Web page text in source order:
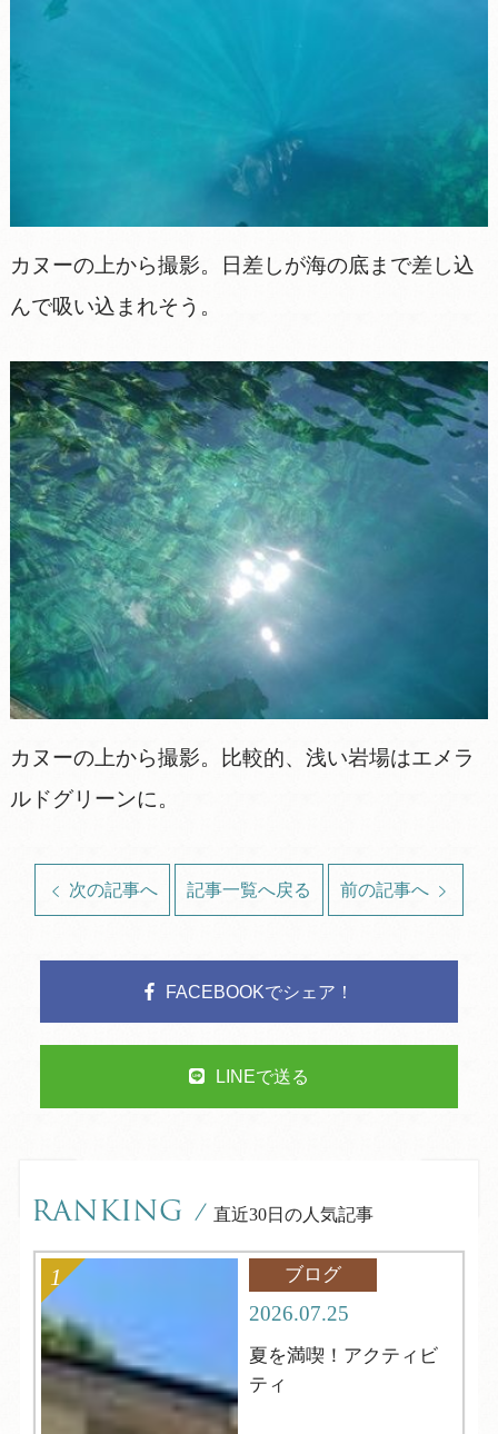
カヌーの上から撮影。日差しが海の底まで差し込
んで吸い込まれそう。
カヌーの上から撮影。比較的、浅い岩場はエメラ
ルドグリーンに。
次の記事へ 記事一覧へ戻る 前の記事へ
FACEBOOKでシェア！
LINEで送る
RANKING / 直近30日の人気記事
ブログ
2026.07.25
夏を満喫！アクティビ
ティ